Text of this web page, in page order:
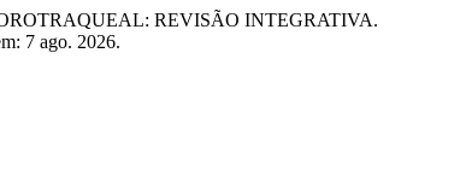
REVISÃO INTEGRATIVA.
7 ago. 2026.